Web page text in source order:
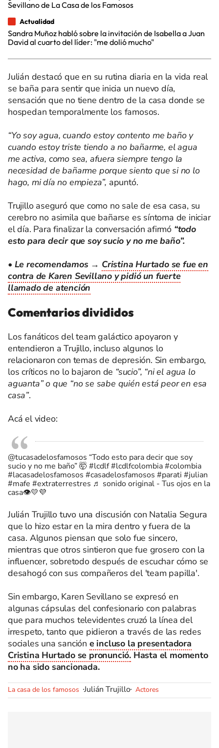
Sevillano de La Casa de los Famosos
Actualidad
Sandra Muñoz habló sobre la invitación de Isabella a Juan
David al cuarto del líder: "me dolió mucho"
Julián destacó que en su rutina diaria en la vida real
se baña para sentir que inicia un nuevo día,
sensación que no tiene dentro de la casa donde se
hospedan temporalmente los famosos.
“Yo soy agua, cuando estoy contento me baño y
cuando estoy triste tiendo a no bañarme, el agua
me activa, como sea, afuera siempre tengo la
necesidad de bañarme porque siento que si no lo
hago, mi día no empieza”, apuntó.
Trujillo aseguró que como no sale de esa casa, su
cerebro no asimila que bañarse es síntoma de iniciar
el día. Para finalizar la conversación afirmó “todo
esto para decir que soy sucio y no me baño”.
• Le recomendamos → Cristina Hurtado se fue en
contra de Karen Sevillano y pidió un fuerte
llamado de atención
Comentarios divididos
Los fanáticos del team galáctico apoyaron y
entendieron a Trujillo, incluso algunos lo
relacionaron con temas de depresión. Sin embargo,
los críticos no lo bajaron de “sucio”, “ni el agua lo
aguanta” o que “no se sabe quién está peor en esa
casa”.
Acá el video:
@tucasadelosfamosos “Todo esto para decir que soy
sucio y no me baño” 🤯 #lcdlf#lcdlfcolombia#colombia
#lacasadelosfamosos #casadelosfamosos #parati #julian
#mafe #extraterrestres ♬ sonido original - Tus ojos en la
casa👁️💛💜
Julián Trujillo tuvo una discusión con Natalia Segura
que lo hizo estar en la mira dentro y fuera de la
casa. Algunos piensan que solo fue sincero,
mientras que otros sintieron que fue grosero con la
influencer, sobretodo después de escuchar cómo se
desahogó con sus compañeros del 'team papilla'.
Sin embargo, Karen Sevillano se expresó en
algunas cápsulas del confesionario con palabras
que para muchos televidentes cruzó la línea del
irrespeto, tanto que pidieron a través de las redes
sociales una sanción e incluso la presentadora
Cristina Hurtado se pronunció. Hasta el momento
no ha sido sancionada.
La casa de los famosos Julián Trujillo Actores